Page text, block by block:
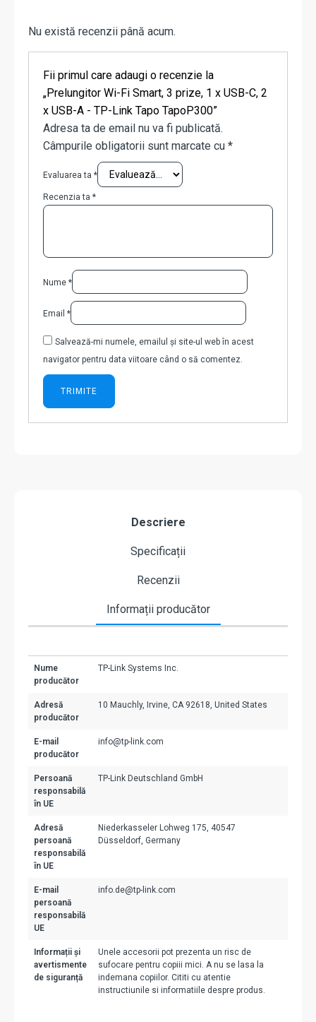
Nu există recenzii până acum.
Fii primul care adaugi o recenzie la
„Prelungitor Wi-Fi Smart, 3 prize, 1 x USB-C, 2
x USB-A - TP-Link Tapo TapoP300”
Adresa ta de email nu va fi publicată.
Câmpurile obligatorii sunt marcate cu *
Evaluarea ta *
Recenzia ta *
Nume *
Email *
Salvează-mi numele, emailul și site-ul web în acest
navigator pentru data viitoare când o să comentez.
Descriere
Specificații
Recenzii
Informații producător
Nume
producător
TP-Link Systems Inc.
Adresă
producător
10 Mauchly, Irvine, CA 92618, United States
E-mail
producător
info@tp-link.com
Persoană
responsabilă
în UE
TP-Link Deutschland GmbH
Adresă
persoană
responsabilă
în UE
Niederkasseler Lohweg 175, 40547
Düsseldorf, Germany
E-mail
persoană
responsabilă
UE
info.de@tp-link.com
Informații și
avertismente
de siguranță
Unele accesorii pot prezenta un risc de
sufocare pentru copiii mici. A nu se lasa la
indemana copiilor. Cititi cu atentie
instructiunile si informatiile despre produs.